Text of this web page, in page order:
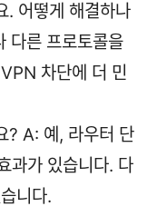
. 어떻게 해결하나
다른 프로토콜을
차단에 더 민
? A: 예, 라우터 단
과가 있습니다. 다
니다.